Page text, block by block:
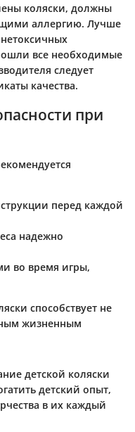
коляски, должны
аллергию. Лучше
все необходимые
следует
качества.
при
перед каждой
надежно
во время игры,
способствует не
жизненным
детской коляски
детский опыт,
в их каждый